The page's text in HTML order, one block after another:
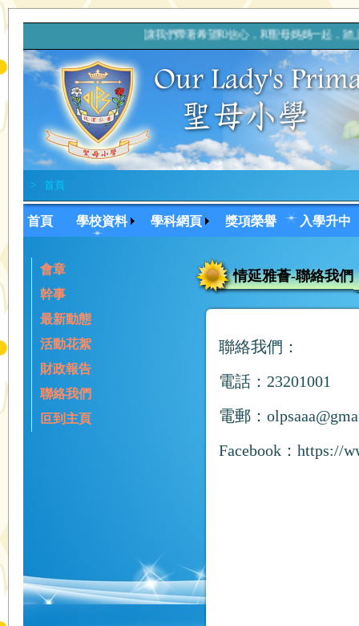
讓我們帶著希望和信心，和聖母媽媽
> 首頁
首頁 學校資料 學科網頁 獎項榮譽 入學升中
會章
幹事
最新動態
活動花絮
財政報告
聯絡我們
叵到主頁
情延雅薈-聯絡我們
聯絡我們：
電話：23201001
電郵：
Facebook： https://